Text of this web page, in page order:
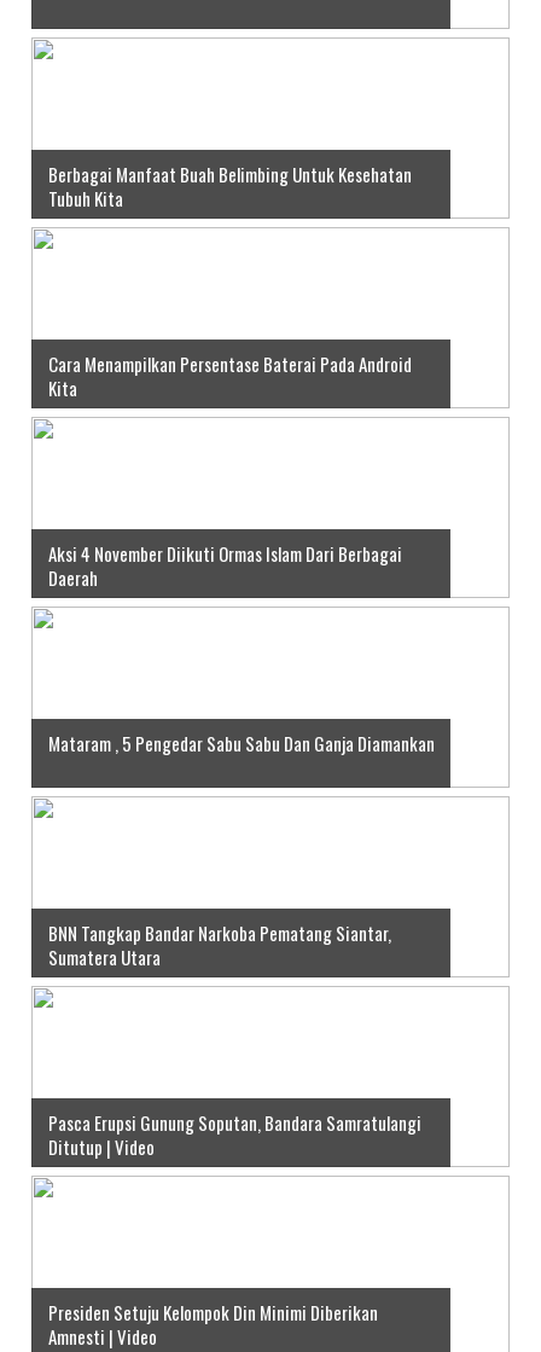
Berbagai Manfaat Buah Belimbing Untuk Kesehatan
Tubuh Kita
Cara Menampilkan Persentase Baterai Pada Android
Kita
Aksi 4 November Diikuti Ormas Islam Dari Berbagai
Daerah
Mataram , 5 Pengedar Sabu Sabu Dan Ganja Diamankan
BNN Tangkap Bandar Narkoba Pematang Siantar,
Sumatera Utara
Pasca Erupsi Gunung Soputan, Bandara Samratulangi
Ditutup | Video
Presiden Setuju Kelompok Din Minimi Diberikan
Amnesti | Video